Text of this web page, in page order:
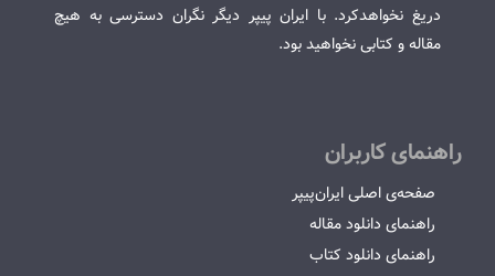
دریغ نخواهدکرد. با ایران پیپر دیگر نگران دسترسی به هیچ
مقاله و کتابی نخواهید بود.
راهنمای کاربران
صفحه‌ی اصلی ایران‌پیپر
راهنمای دانلود مقاله
راهنمای دانلود کتاب